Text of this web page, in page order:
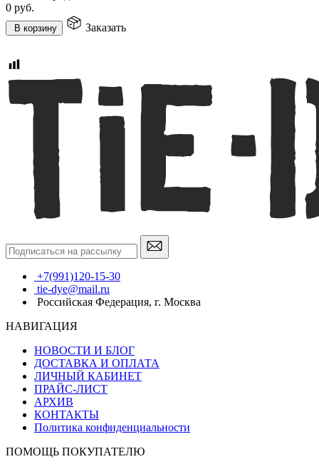
0 руб.
В корзину Заказать
+7(991)120-15-30
tie-dye@mail.ru
Российская Федерация, г. Москва
НАВИГАЦИЯ
НОВОСТИ И БЛОГ
ДОСТАВКА И ОПЛАТА
ЛИЧНЫЙ КАБИНЕТ
ПРАЙС-ЛИСТ
АРХИВ
КОНТАКТЫ
Политика конфиденциальности
ПОМОЩЬ ПОКУПАТЕЛЮ